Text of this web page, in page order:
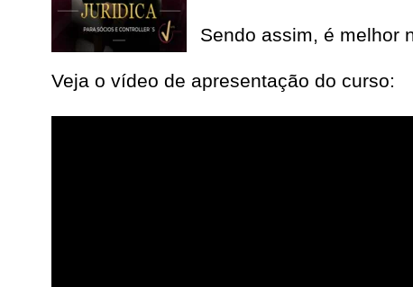
Sendo assim, é melhor
Veja o vídeo de apresentação do curso: